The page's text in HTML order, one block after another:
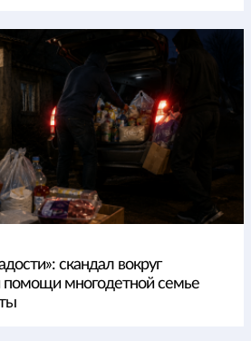
скандал вокруг
помощи многодетной семье